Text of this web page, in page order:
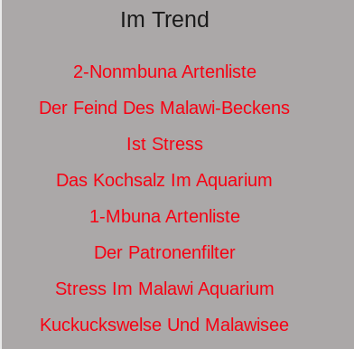
Im Trend
2-Nonmbuna Artenliste
Der Feind Des Malawi-Beckens
Ist Stress
Das Kochsalz Im Aquarium
1-Mbuna Artenliste
Der Patronenfilter
Stress Im Malawi Aquarium
Kuckuckswelse Und Malawisee